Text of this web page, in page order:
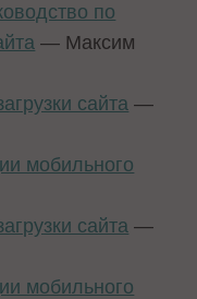
по
— Максим
сайта —
мобильного
сайта —
мобильного